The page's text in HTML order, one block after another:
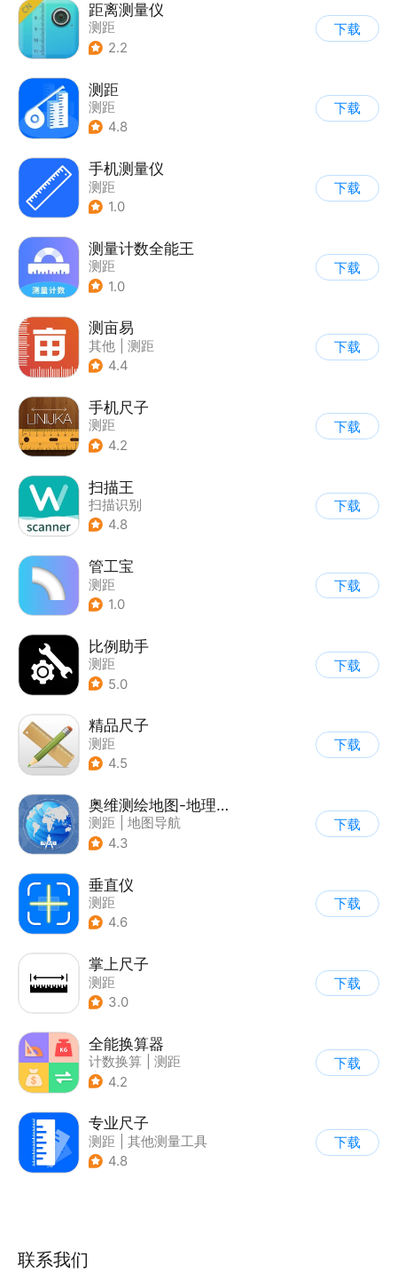
距离测量仪
测距
2.2
下载
测距
测距
4.8
下载
手机测量仪
测距
1.0
下载
测量计数全能王
测距
1.0
下载
测亩易
其他
测距
4.4
下载
手机尺子
测距
4.2
下载
扫描王
扫描识别
4.8
下载
管工宝
测距
1.0
下载
比例助手
测距
5.0
下载
精品尺子
测距
4.5
下载
奥维测绘地图-地理规划好助手
测距
地图导航
| 其他测量工具
4.3
下载
垂直仪
测距
4.6
下载
掌上尺子
测距
3.0
下载
全能换算器
计数换算
测距
| 其他测量工具
4.2
下载
专业尺子
测距
其他测量工具
4.8
下载
联系我们